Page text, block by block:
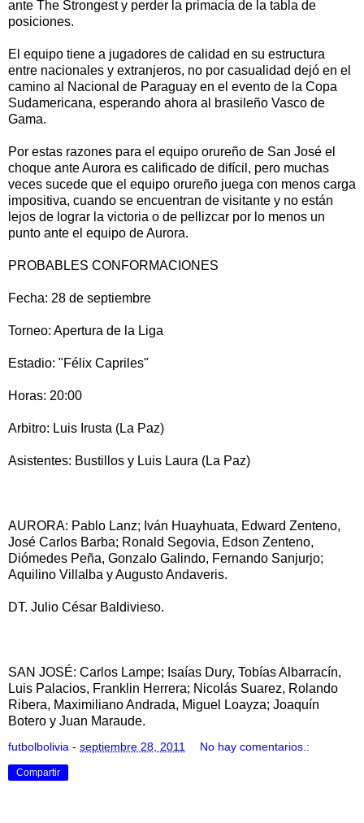
ante The Strongest y perder la primacía de la tabla de
posiciones.
El equipo tiene a jugadores de calidad en su estructura
entre nacionales y extranjeros, no por casualidad dejó en el
camino al Nacional de Paraguay en el evento de la Copa
Sudamericana, esperando ahora al brasileño Vasco de
Gama.
Por estas razones para el equipo orureño de San José el
choque ante Aurora es calificado de difícil, pero muchas
veces sucede que el equipo orureño juega con menos carga
impositiva, cuando se encuentran de visitante y no están
lejos de lograr la victoria o de pellizcar por lo menos un
punto ante el equipo de Aurora.
PROBABLES CONFORMACIONES
Fecha: 28 de septiembre
Torneo: Apertura de la Liga
Estadio: "Félix Capriles"
Horas: 20:00
Arbitro: Luis Irusta (La Paz)
Asistentes: Bustillos y Luis Laura (La Paz)
AURORA: Pablo Lanz; Iván Huayhuata, Edward Zenteno,
José Carlos Barba; Ronald Segovia, Edson Zenteno,
Diómedes Peña, Gonzalo Galindo, Fernando Sanjurjo;
Aquilino Villalba y Augusto Andaveris.
DT. Julio César Baldivieso.
SAN JOSÉ: Carlos Lampe; Isaías Dury, Tobías Albarracín,
Luis Palacios, Franklin Herrera; Nicolás Suarez, Rolando
Ribera, Maximiliano Andrada, Miguel Loayza; Joaquín
Botero y Juan Maraude.
futbolbolivia - septiembre 28, 2011 No hay comentarios.:
Compartir